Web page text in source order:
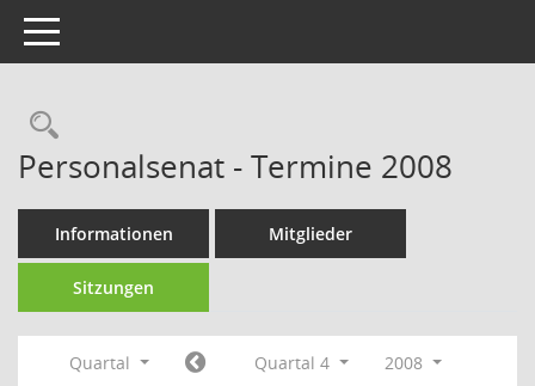
Toggle navigation
Rechercheauswahl
Personalsenat - Termine 2008
Informationen Mitglieder
Sitzungen
Quartal Quartal 4
2008